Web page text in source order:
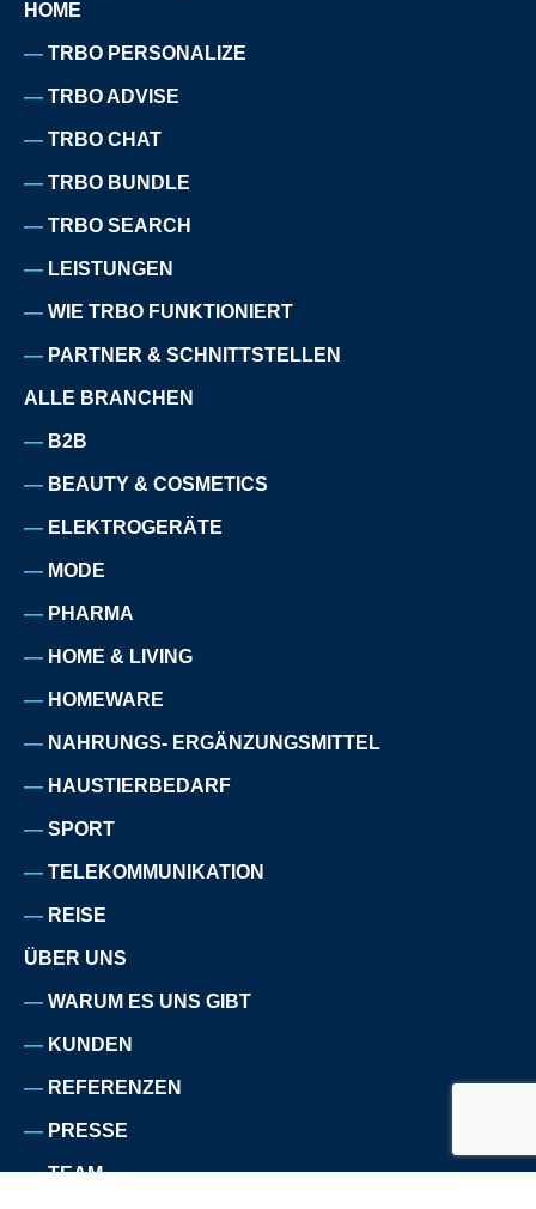
HOME
TRBO PERSONALIZE
TRBO ADVISE
TRBO CHAT
TRBO BUNDLE
TRBO SEARCH
LEISTUNGEN
WIE TRBO FUNKTIONIERT
PARTNER & SCHNITTSTELLEN
ALLE BRANCHEN
B2B
BEAUTY & COSMETICS
ELEKTROGERÄTE
MODE
PHARMA
HOME & LIVING
HOMEWARE
NAHRUNGS- ERGÄNZUNGSMITTEL
HAUSTIERBEDARF
SPORT
TELEKOMMUNIKATION
REISE
ÜBER UNS
WARUM ES UNS GIBT
KUNDEN
REFERENZEN
PRESSE
TEAM